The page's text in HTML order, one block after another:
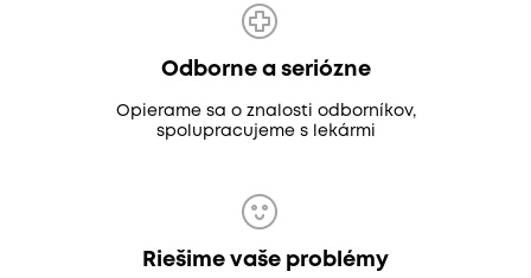
Odborne a seriózne
Opierame sa o znalosti odborníkov,
spolupracujeme s lekármi
Riešime vaše problémy